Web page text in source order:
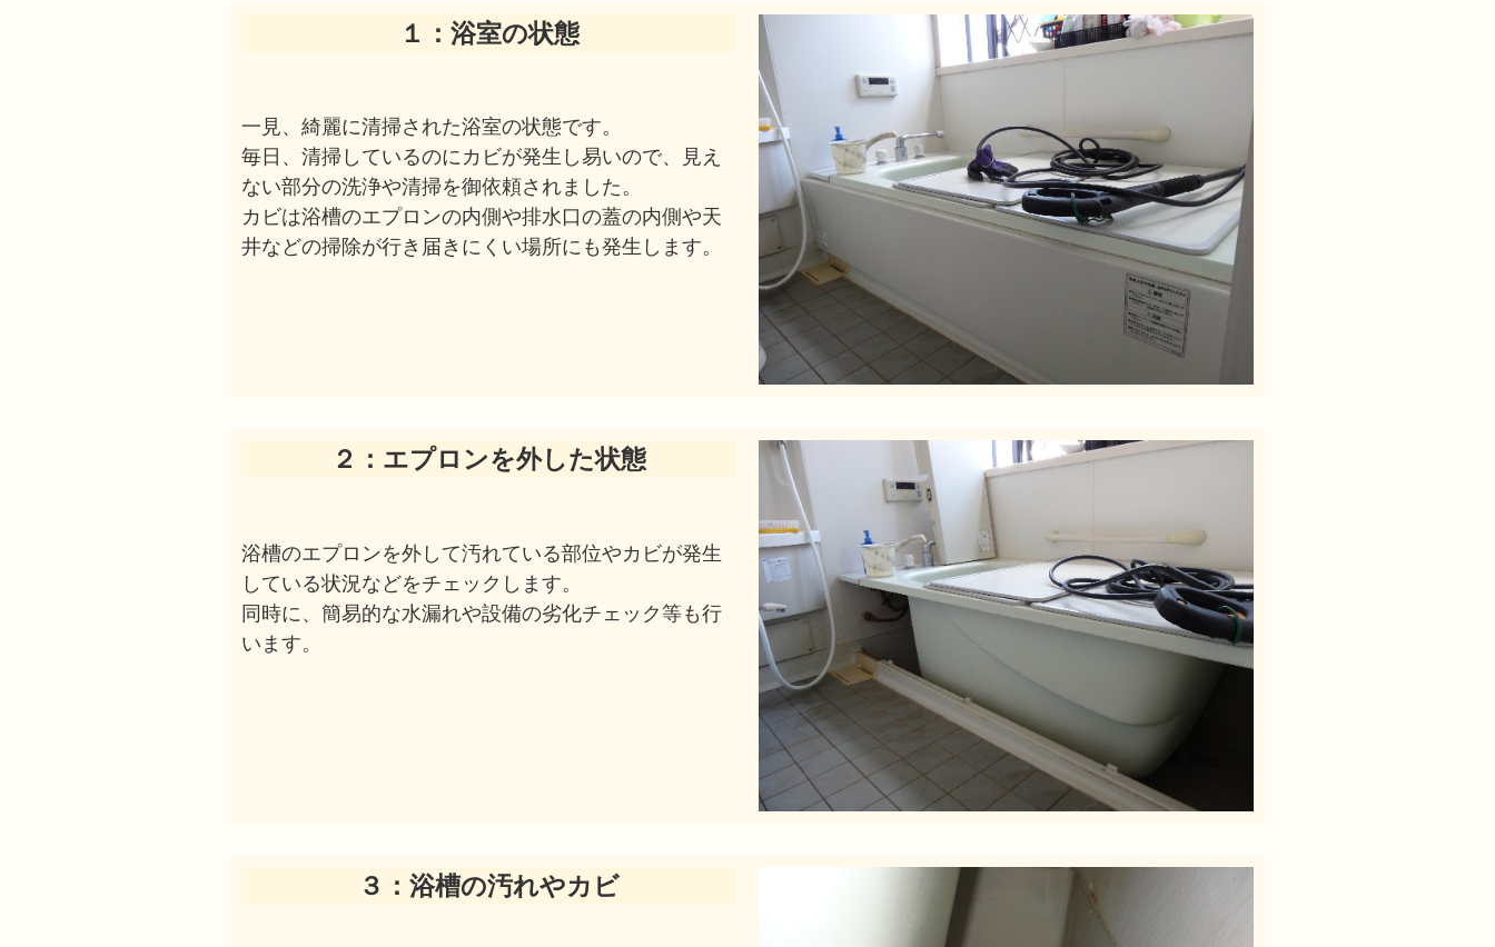
１：浴室の状態
一見、綺麗に清掃された浴室の状態です。
毎日、清掃しているのにカビが発生し易いので、見え
ない部分の洗浄や清掃を御依頼されました。
カビは浴槽のエプロンの内側や排水口の蓋の内側や天
井などの掃除が行き届きにくい場所にも発生します。
２：エプロンを外した状態
浴槽のエプロンを外して汚れている部位やカビが発生
している状況などをチェックします。
同時に、簡易的な水漏れや設備の劣化チェック等も行
います。
３：浴槽の汚れやカビ